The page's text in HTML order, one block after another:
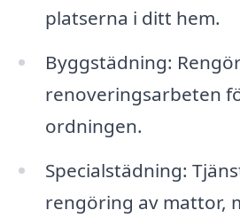
platserna i ditt hem.
Byggstädning:
renoveringsarbeten
ordningen.
Specialstädning:
rengöring av mattor,